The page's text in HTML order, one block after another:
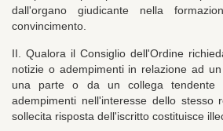
dall'organo giudicante nella
convincimento.
II. Qualora il Consiglio dell'Ordine
notizie o adempimenti in relazione ad
una parte o da un collega tendente
adempimenti nell'interesse dello stesso
sollecita risposta dell'iscritto costituisce